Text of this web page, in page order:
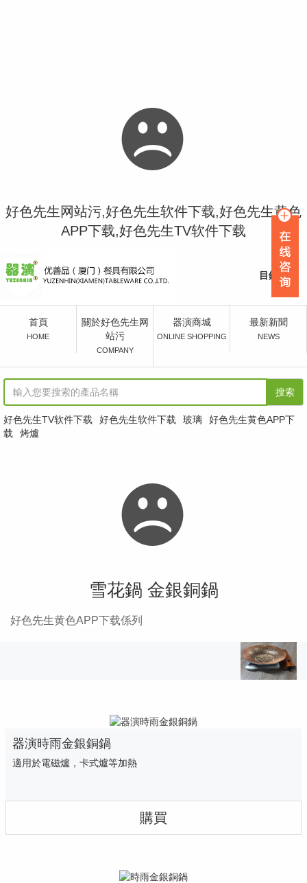
好色先生网站污,好色先生软件下载,好色先生黄色
APP下载,好色先生TV软件下载
目錄
首頁
關於好色先生网站污
產品介紹
紙鍋 紙好色先生黄色APP下载
雪花鍋 金銀銅鍋
燒烤器皿
好色先生TV软件下载SAKE
酒 器
最新新聞
新店籌備
首頁
HOME
關於好色先生网
站污
COMPANY
器演商城
ONLINE SHOPPING
最新新聞
NEWS
搜索
好色先生TV软件下载 好色先生软件下载 玻璃
好色先生黄色APP下
载
烤爐
雪花鍋 金銀銅鍋
好色先生黄色APP下载係列
器演時雨金銀銅鍋
適用於電磁爐，卡式爐等加熱
購買